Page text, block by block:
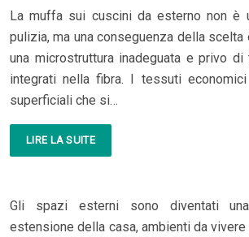
La muffa sui cuscini da esterno non è
pulizia, ma una conseguenza della scelta
una microstruttura inadeguata e privo
integrati nella fibra. I tessuti
superficiali che si…
LIRE LA SUITE
Gli spazi esterni sono diventati
estensione della casa, ambienti da